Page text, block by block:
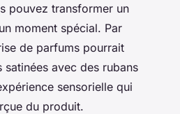
pouvez transformer un
moment spécial. Par
de parfums pourrait
avec des rubans
sensorielle qui
du produit.